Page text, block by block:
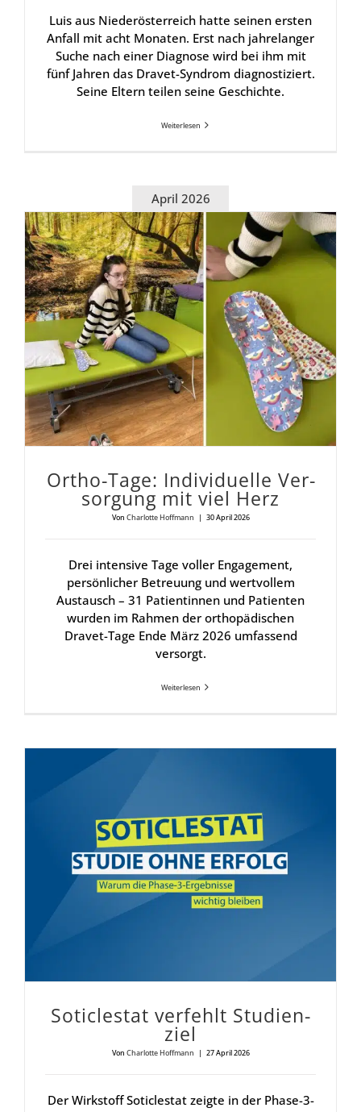
Luis aus Niederösterreich hatte seinen ersten
Anfall mit acht Monaten. Erst nach jahrelanger
Suche nach einer Diagnose wird bei ihm mit
fünf Jahren das Dravet-Syndrom diagnostiziert.
Seine Eltern teilen seine Geschichte.
Weiterlesen
April 2026
Ortho-Tage: Indi­vi­du­el­le Ver­
sor­gung mit viel Herz
Von Charlotte Hoffmann | 30 April 2026
Drei intensive Tage voller Engagement,
persönlicher Betreuung und wertvollem
Austausch – 31 Patientinnen und Patienten
wurden im Rahmen der orthopädischen
Dravet-Tage Ende März 2026 umfassend
versorgt.
Weiterlesen
Sotic­les­tat ver­fehlt Stu­di­en­
ziel
Von Charlotte Hoffmann | 27 April 2026
Der Wirkstoff Soticlestat zeigte in der Phase-3-